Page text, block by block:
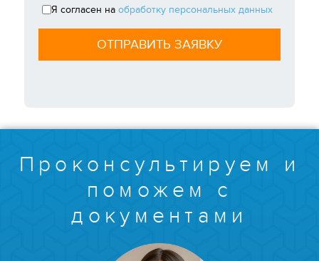
Я согласен на обработку персональных данных
Проконсультируем и
поможем с
документами